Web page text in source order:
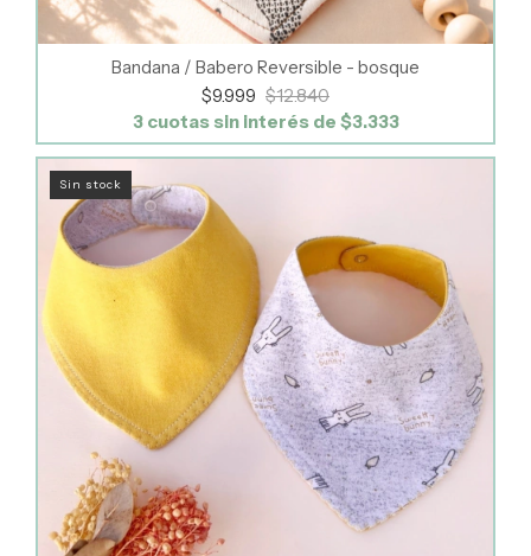
Bandana / Babero Reversible - bosque
$9.999 $12.840
3 cuotas sin interés de $3.333
Sin stock